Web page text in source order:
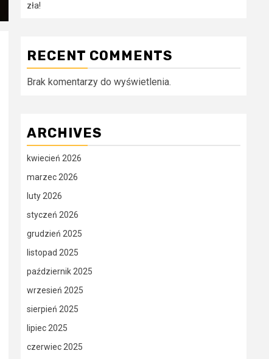
zła!
RECENT COMMENTS
Brak komentarzy do wyświetlenia.
ARCHIVES
kwiecień 2026
marzec 2026
luty 2026
styczeń 2026
grudzień 2025
listopad 2025
październik 2025
wrzesień 2025
sierpień 2025
lipiec 2025
czerwiec 2025